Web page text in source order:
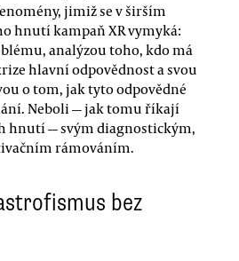
jimiž se v širším
hnutí kampaň XR vymyká:
analýzou toho, kdo má
hlavní odpovědnost a svou
o tom, jak tyto odpovědné
Neboli — jak tomu říkají
hnutí — svým diagnostickým,
rámováním.
bez